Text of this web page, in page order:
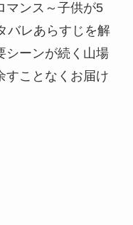
マンス～子供が5
バレあらすじを解
シーンが続く山場
すことなくお届け